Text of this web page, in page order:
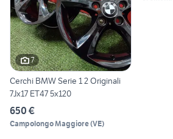
7
Cerchi BMW Serie 1 2 Originali
7Jx17 ET47 5x120
650 €
Campolongo Maggiore(VE)